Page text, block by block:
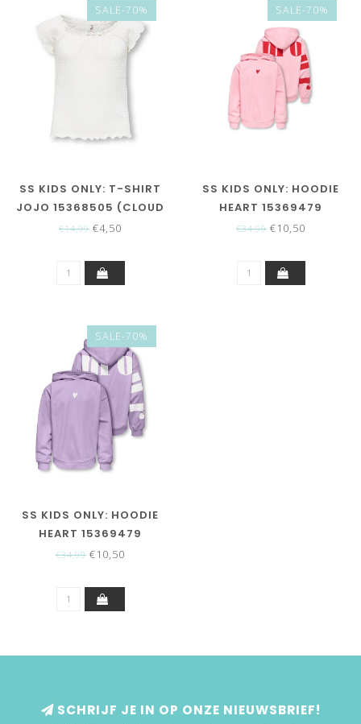
SALE-70%
SS KIDS ONLY: T-SHIRT
JOJO 15368505 (CLOUD
DANCER)
€14,99 €4,50
SALE-70%
SS KIDS ONLY: HOODIE
HEART 15369479
(ROMANCE ROSE)
€34,99 €10,50
SALE-70%
SS KIDS ONLY: HOODIE
HEART 15369479
(ORCHID BLOOM)
€34,99 €10,50
SCHRIJF JE IN OP ONZE NIEUWSBRIEF!